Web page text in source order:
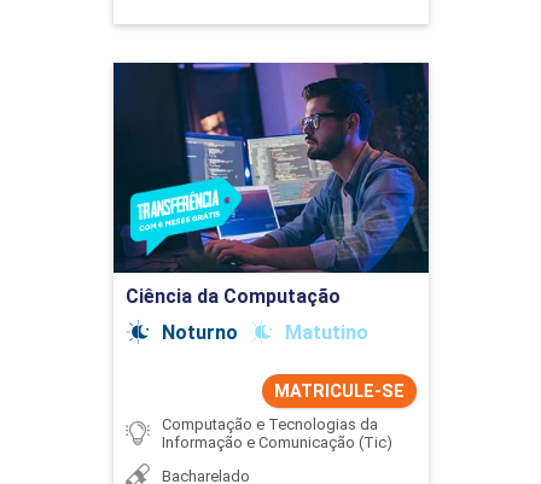
Ciência da Computação
Noturno
Matutino
MATRICULE-SE
Computação e Tecnologias da
Informação e Comunicação (Tic)
Bacharelado
Ciência da Computação
Detalhes do curso
Ir para Inscrição